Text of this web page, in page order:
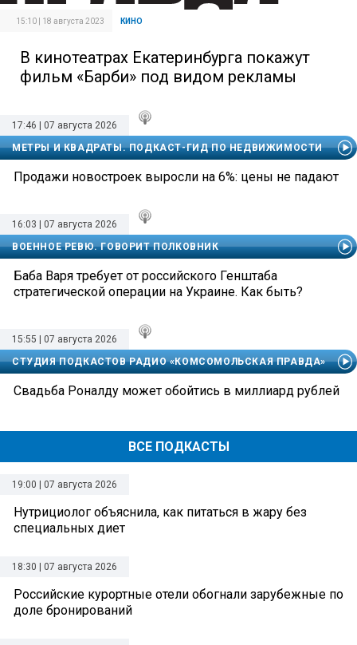
15:10 | 18 августа 2023 КИНО
В кинотеатрах Екатеринбурга покажут
фильм «Барби» под видом рекламы
ВСЕ ПОДКАСТЫ
17:46 | 07 августа 2026
МЕТРЫ И КВАДРАТЫ. ПОДКАСТ-ГИД ПО НЕДВИЖИМОСТИ
Продажи новостроек выросли на 6%: цены не падают
16:03 | 07 августа 2026
ВОЕННОЕ РЕВЮ. ГОВОРИТ ПОЛКОВНИК
Баба Варя требует от российского Генштаба
стратегической операции на Украине. Как быть?
15:55 | 07 августа 2026
СТУДИЯ ПОДКАСТОВ РАДИО «КОМСОМОЛЬСКАЯ ПРАВДА»
Свадьба Роналду может обойтись в миллиард рублей
19:00 | 07 августа 2026
Нутрициолог объяснила, как питаться в жару без
специальных диет
18:30 | 07 августа 2026
Российские курортные отели обогнали зарубежные по
доле бронирований